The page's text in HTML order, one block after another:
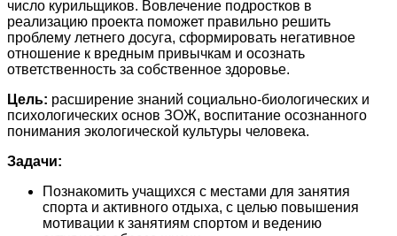
число курильщиков. Вовлечение подростков в
реализацию проекта поможет правильно решить
проблему летнего досуга, сформировать негативное
отношение к вредным привычкам и осознать
ответственность за собственное здоровье.
Цель: расширение знаний социально-биологических и
психологических основ ЗОЖ, воспитание осознанного
понимания экологической культуры человека.
Задачи:
Познакомить учащихся с местами для занятия
спорта и активного отдыха, с целью повышения
мотивации к занятиям спортом и ведению